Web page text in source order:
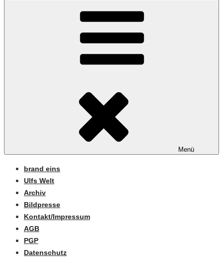
Menü
brand eins
Ulfs Welt
Archiv
Bildpresse
Kontakt/Impressum
AGB
PGP
Datenschutz